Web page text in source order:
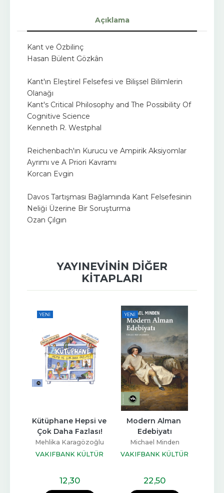
Açıklama
Kant ve Özbilinç
Hasan Bülent Gözkân
Kant'ın Eleştirel Felsefesi ve Bilişsel Bilimlerin
Olanağı
Kant's Critical Philosophy and The Possibility Of
Cognitive Science
Kenneth R. Westphal
Reichenbach'ın Kurucu ve Ampirik Aksiyomlar
Ayrımı ve A Priori Kavramı
Korcan Evgin
Davos Tartışması Bağlamında Kant Felsefesinin
Neliği Üzerine Bir Soruşturma
Ozan Çılgın
YAYINEVININ DIĞER
KITAPLARI
YENI
Kütüphane Hepsi ve
Çok Daha Fazlası!
Mehlika Karagözoğlu
VAKIFBANK KÜLTÜR
12,30
YENI
Modern Alman
Edebiyatı
Michael Minden
VAKIFBANK KÜLTÜR
22,50